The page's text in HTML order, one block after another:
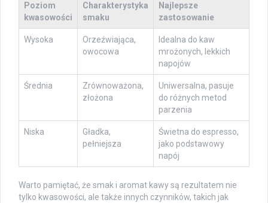
Poziom
kwasowości
Charakterystyka
smaku
Najlepsze
zastosowanie
Wysoka
Orzeźwiająca,
owocowa
Idealna do kaw
mrożonych, lekkich
napojów
Średnia
Zrównoważona,
złożona
Uniwersalna, pasuje
do różnych metod
parzenia
Niska
Gładka,
pełniejsza
Świetna do espresso,
jako podstawowy
napój
Warto pamiętać, że smak i aromat kawy są rezultatem nie
tylko kwasowości, ale także innych czynników, takich jak